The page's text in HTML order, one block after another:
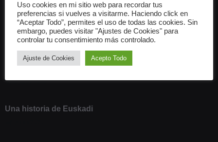
Patrones de bloques en WordPress: su creación y
gestión
9 marzo 2021
Alias en Linux: aliados en la línea de comandos
13 junio 2020
Una historia de Euskadi
Uso cookies en mi sitio web para recordar tus
preferencias si vuelves a visitarme. Haciendo click en
“Aceptar Todo”, permites el uso de todas las cookies. Sin
embargo, puedes visitar "Ajustes de Cookies" para
controlar tu consentimiento más controlado.
Ajuste de Cookies Acepto Todo